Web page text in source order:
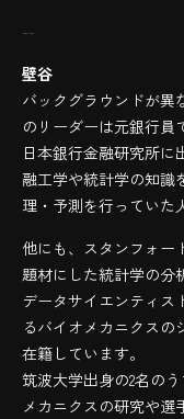
--
壁谷
バックグラウンドが異
のリーダーは元銀行員
日本銀行金融研究所
融工学や統計学の知識
理・予測を行っていた
他にも、スタンフォー
題材にした統計学の分
データサイエンティス
るバイオメカニクスの
在籍しています。
筑波大学出身の2名の
メカニクスの研究や選